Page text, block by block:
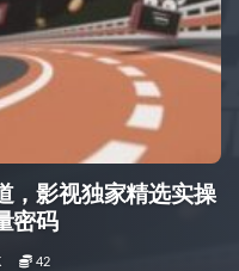
，影视独家精选实操
密码
42